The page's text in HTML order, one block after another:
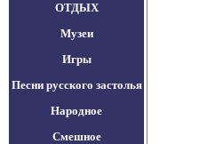
ОТДЫХ
Музеи
Игры
Песни русского застолья
Народное
Смешное